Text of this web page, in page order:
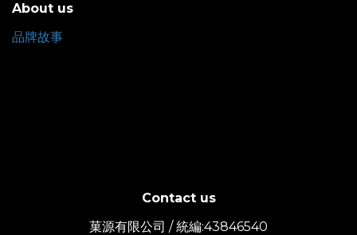
About us
品牌故事
Contact us
菓源有限公司 / 統編:43846540